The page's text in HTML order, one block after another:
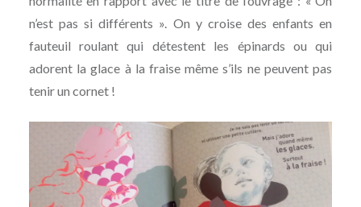
n’est pas si différents ». On y croise des enfants en
fauteuil roulant qui détestent les épinards ou qui
adorent la glace à la fraise même s’ils ne peuvent pas
tenir un cornet !